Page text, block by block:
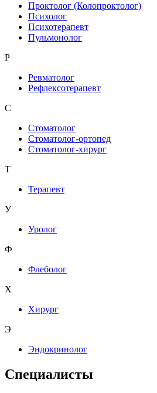
Проктолог (Колопроктолог)
Психолог
Психотерапевт
Пульмонолог
Р
Ревматолог
Рефлексотерапевт
С
Стоматолог
Стоматолог-ортопед
Стоматолог-хирург
Т
Терапевт
У
Уролог
Ф
Флеболог
Х
Хирург
Э
Эндокринолог
Специалисты